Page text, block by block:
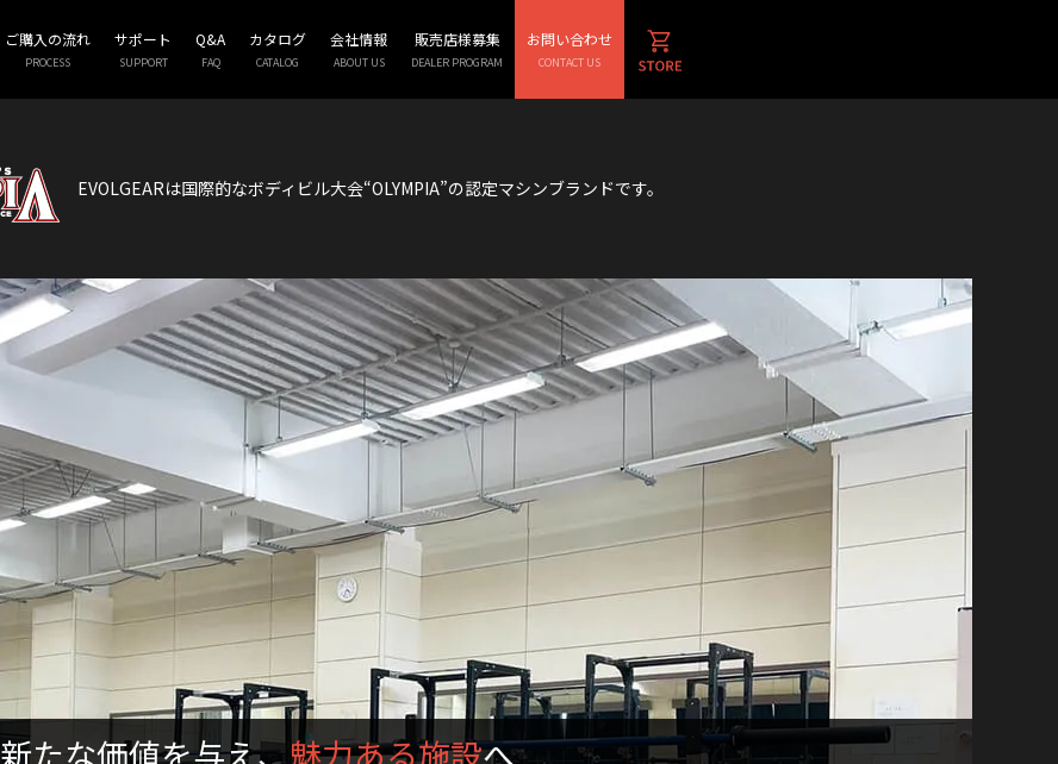
ご購入の流れ
PROCESS
サポート
SUPPORT
Q&A
FAQ
カタログ
CATALOG
会社情報
ABOUT US
販売店様募集
DEALER PROGRAM
お問い合わせ
CONTACT US
EVOLGEARは国際的なボディビル大会“OLYMPIA”の認定マシンブランドです。
新たな価値を与え、魅力ある施設へ